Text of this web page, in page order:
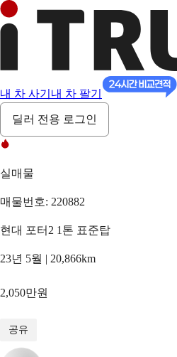
내 차 사기 내 차 팔기
딜러 전용 로그인
실매물
매물번호: 220882
현대 포터2 1톤 표준탑
23년 5월 | 20,866km
2,050만원
공유
/19